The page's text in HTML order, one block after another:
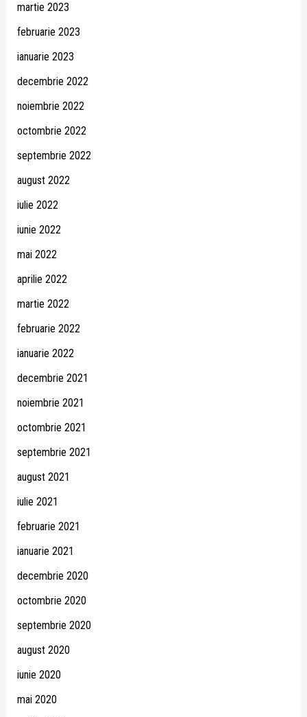
martie 2023
februarie 2023
ianuarie 2023
decembrie 2022
noiembrie 2022
octombrie 2022
septembrie 2022
august 2022
iulie 2022
iunie 2022
mai 2022
aprilie 2022
martie 2022
februarie 2022
ianuarie 2022
decembrie 2021
noiembrie 2021
octombrie 2021
septembrie 2021
august 2021
iulie 2021
februarie 2021
ianuarie 2021
decembrie 2020
octombrie 2020
septembrie 2020
august 2020
iunie 2020
mai 2020